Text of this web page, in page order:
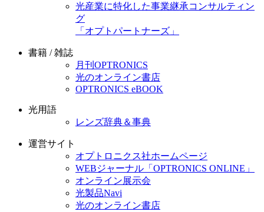
光産業に特化した事業継承コンサルティン
グ
「オプトパートナーズ」
書籍 / 雑誌
月刊OPTRONICS
光のオンライン書店
OPTRONICS eBOOK
光用語
レンズ辞典＆事典
運営サイト
オプトロニクス社ホームページ
WEBジャーナル「OPTRONICS ONLINE」
オンライン展示会
光製品Navi
光のオンライン書店